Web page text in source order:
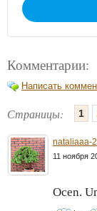
Комментарии:
Написать
Страницы: 1
nataliaaa-2
11 ноября
Ocen.